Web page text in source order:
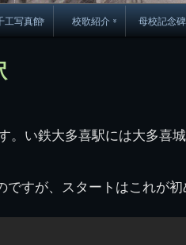
工写真館
50周年
千葉商業学校時代
生実校舎以降 生実校舎の建設
校歌紹介
県
応
母校記念碑
。い鉄大多喜駅には大多喜
が、スタートはこれが初